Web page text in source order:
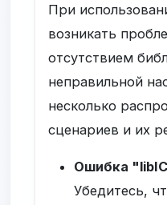
При
возникать
отсутствием
неправильной
несколько
сценариев и их
Ошибка
Убедитесь,